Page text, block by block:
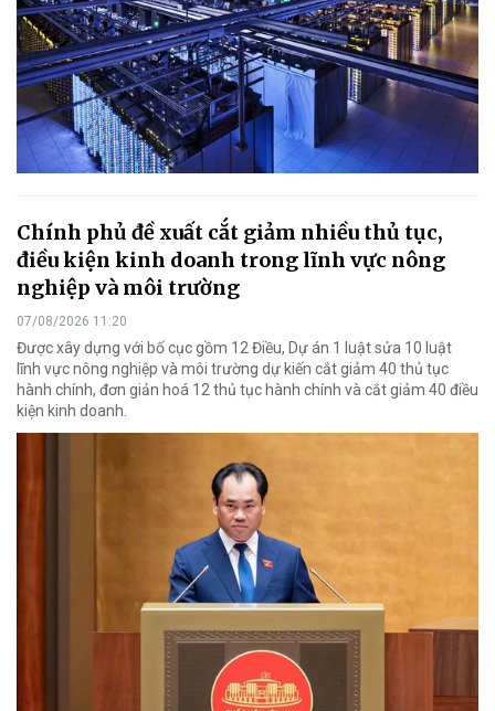
Chính phủ đề xuất cắt giảm nhiều thủ tục,
điều kiện kinh doanh trong lĩnh vực nông
nghiệp và môi trường
07/08/2026 11:20
Được xây dựng với bố cục gồm 12 Điều, Dự án 1 luật sửa 10 luật
lĩnh vực nông nghiệp và môi trường dự kiến cắt giảm 40 thủ tục
hành chính, đơn giản hoá 12 thủ tục hành chính và cắt giảm 40 điều
kiện kinh doanh.